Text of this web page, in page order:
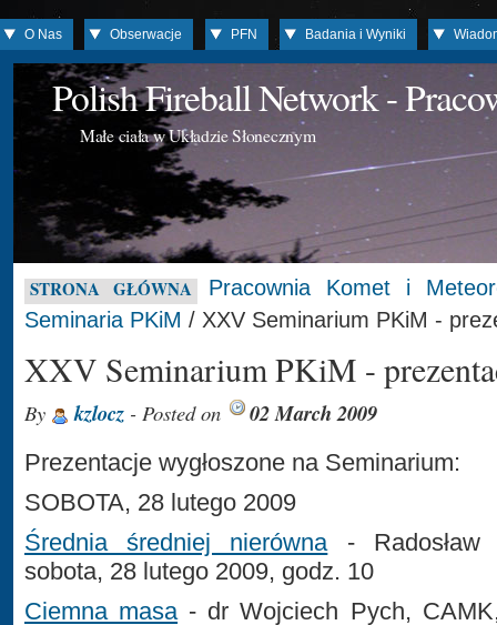
O Nas Obserwacje PFN Badania i Wyniki
Polish Fireball Network -
Małe ciała w Układzie Słonecznym
STRONA GŁÓWNA
Pracownia Komet i
Seminaria PKiM / XXV Seminarium PKiM -
XXV Seminarium PKiM -
By kzlocz - Posted on 02 March 2009
Prezentacje wygłoszone na Seminarium:
SOBOTA, 28 lutego 2009
Średnia średniej nierówna- Radosław
sobota, 28 lutego 2009, godz. 10
Ciemna masa- dr Wojciech Pych,